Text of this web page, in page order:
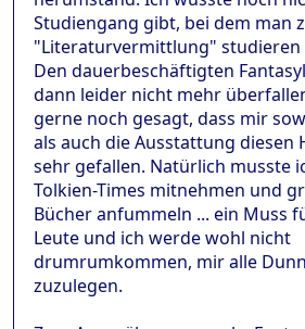
Studiengang gibt, bei dem man
"Literaturvermittlung" studieren
Den dauerbeschäftigten
dann leider nicht mehr
gerne noch gesagt, dass mir
als auch die Ausstattung diesen
sehr gefallen. Natürlich musste
Tolkien-Times mitnehmen und
Bücher anfummeln ... ein Muss
Leute und ich werde wohl nicht
drumrumkommen, mir alle
zuzulegen.